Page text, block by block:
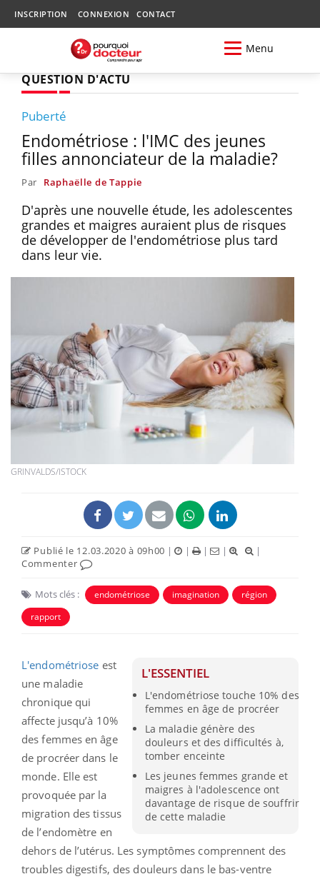
INSCRIPTION CONNEXION CONTACT
Menu
QUESTION D'ACTU
Puberté
Endométriose : l'IMC des jeunes
filles annonciateur de la maladie?
Par Raphaëlle de Tappie
D'après une nouvelle étude, les adolescentes
grandes et maigres auraient plus de risques
de développer de l'endométriose plus tard
dans leur vie.
GRINVALDS/ISTOCK
Publié le 12.03.2020 à 09h00 | | | |
|
Commenter
Mots clés : endométriose imagination
région
rapport
L'ESSENTIEL
L'endométriose touche 10% des
femmes en âge de procréer
La maladie génère des
douleurs et des difficultés à,
tomber enceinte
Les jeunes femmes grande et
maigres à l'adolescence ont
davantage de risque de souffrir
de cette maladie
L'endométriose est
une maladie
chronique qui
affecte jusqu’à 10%
des femmes en âge
de procréer dans le
monde. Elle est
provoquée par la
migration des tissus
de l’endomètre en
dehors de l’utérus. Les symptômes comprennent des
troubles digestifs, des douleurs dans le bas-ventre